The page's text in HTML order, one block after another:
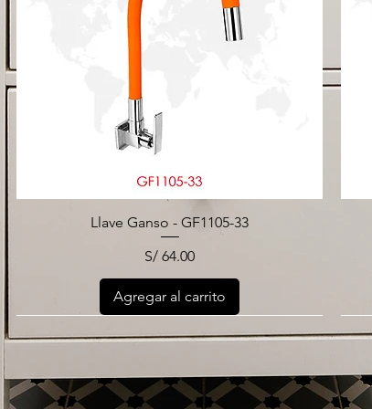
Llave Ganso - GF1105-33
Precio
S/ 64.00
Agregar al carrito